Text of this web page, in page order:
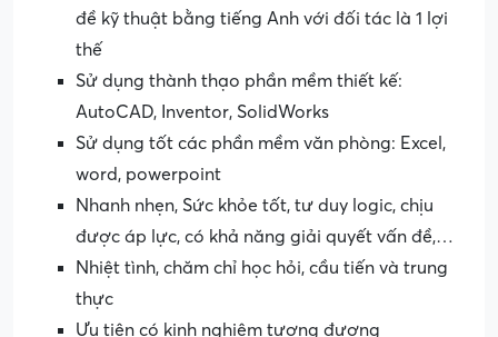
đề kỹ thuật bằng tiếng Anh với đối tác là 1 lợi
thế
Sử dụng thành thạo phần mềm thiết kế:
AutoCAD, Inventor, SolidWorks
Sử dụng tốt các phần mềm văn phòng: Excel,
word, powerpoint
Nhanh nhẹn, Sức khỏe tốt, tư duy logic, chịu
được áp lực, có khả năng giải quyết vấn đề,…
Nhiệt tình, chăm chỉ học hỏi, cầu tiến và trung
thực
Ưu tiên có kinh nghiệm tương đương